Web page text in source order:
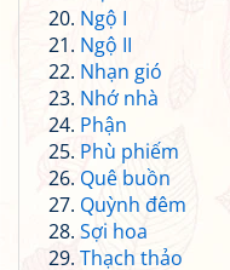
Ngộ I
Ngộ II
Nhạn gió
Nhớ nhà
Phận
Phù phiếm
Quê buồn
Quỳnh đêm
Sợi hoa
Thạch thảo